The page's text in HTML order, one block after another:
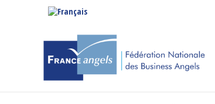
ACCUEIL